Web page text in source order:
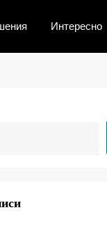
Интересно